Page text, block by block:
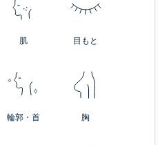
肌 目もと
輪郭・首 胸